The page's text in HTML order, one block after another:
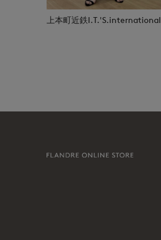
上本町近鉄I.T.'S.international